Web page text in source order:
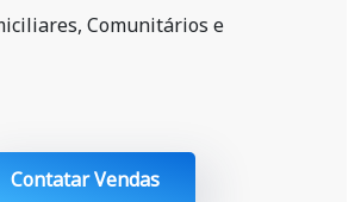
Comunitários e
Contatar Vendas